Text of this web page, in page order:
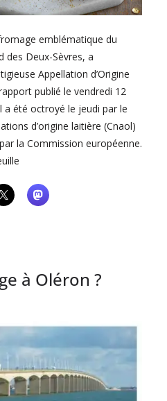
emblématique du
des Deux-Sèvres, a
Appellation d’Origine
publié le vendredi 12
a été octroyé le jeudi par le
d’origine laitière (Cnaol)
la Commission européenne.
à Oléron ?